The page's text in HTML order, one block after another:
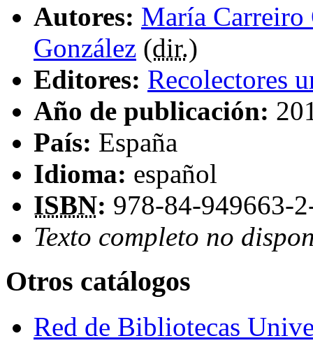
Autores: María Carreiro
González (dir.)
Editores: Recolectores
Año de publicación:
País: España
Idioma: español
ISBN: 978-84-949663-
Texto completo no
Otros catálogos
Red de Bibliotecas